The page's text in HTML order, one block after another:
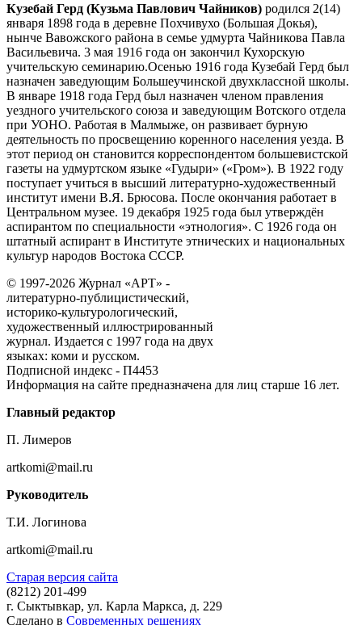
Кузебай Герд (Кузьма Павлович Чайников) родился 2(14)
января 1898 года в деревне Похчивухо (Большая Докья),
нынче Вавожского района в семье удмурта Чайникова Павла
Васильевича. 3 мая 1916 года он закончил Кухорскую
учительскую семинарию.Осенью 1916 года Кузебай Герд был
назначен заведующим Большеучинской двухклассной школы.
В январе 1918 года Герд был назначен членом правления
уездного учительского союза и заведующим Вотского отдела
при УОНО. Работая в Малмыже, он развивает бурную
деятельность по просвещению коренного населения уезда. В
этот период он становится корреспондентом большевистской
газеты на удмуртском языке «Гудыри» («Гром»). В 1922 году
поступает учиться в высший литературно-художественный
институт имени В.Я. Брюсова. После окончания работает в
Центральном музее. 19 декабря 1925 года был утверждён
аспирантом по специальности «этнология». С 1926 года он
штатный аспирант в Институте этнических и национальных
культур народов Востока СССР.
© 1997-2026 Журнал «АРТ» -
литературно-публицистический,
историко-культурологический,
художественный иллюстрированный
журнал. Издается с 1997 года на двух
языках: коми и русском.
Подписной индекс - П4453
Информация на сайте предназначена для лиц старше 16 лет.
Главный редактор
П. Лимеров
artkomi@mail.ru
Руководитель
Т.И. Логинова
artkomi@mail.ru
Старая версия сайта
(8212) 201-499
г. Сыктывкар, ул. Карла Маркса, д. 229
Сделано в Современных решениях